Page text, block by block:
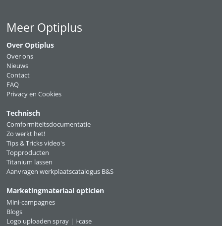
Meer Optiplus
Over Optiplus
Over ons
Nieuws
Contact
FAQ
Privacy en Cookies
Technisch
Comformiteitsdocumentatie
Zo werkt het!
Tips & Tricks video's
Topproducten
Titanium lassen
Aanvragen werkplaatscatalogus B&S
Marketingmateriaal opticien
Mini-campagnes
Blogs
Logo uploaden spray | i-case